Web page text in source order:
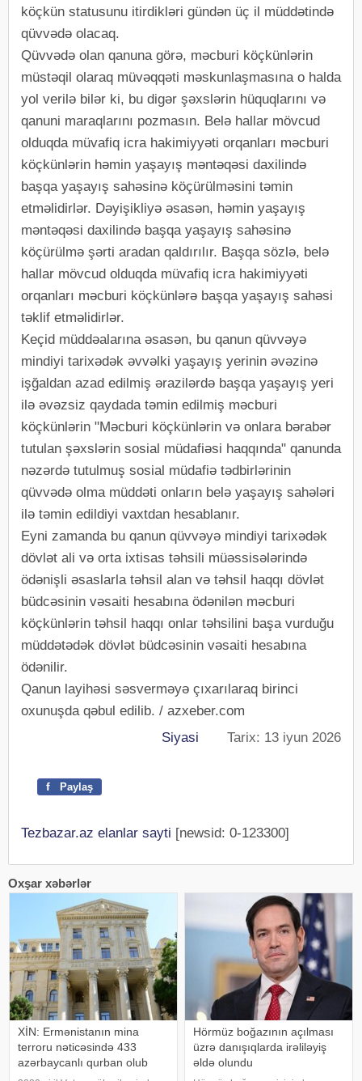
köçkün statusunu itirdikləri gündən üç il müddətində
qüvvədə olacaq.
Qüvvədə olan qanuna görə, məcburi köçkünlərin
müstəqil olaraq müvəqqəti məskunlaşmasına o halda
yol verilə bilər ki, bu digər şəxslərin hüquqlarını və
qanuni maraqlarını pozmasın. Belə hallar mövcud
olduqda müvafiq icra hakimiyyəti orqanları məcburi
köçkünlərin həmin yaşayış məntəqəsi daxilində
başqa yaşayış sahəsinə köçürülməsini təmin
etməlidirlər. Dəyişikliyə əsasən, həmin yaşayış
məntəqəsi daxilində başqa yaşayış sahəsinə
köçürülmə şərti aradan qaldırılır. Başqa sözlə, belə
hallar mövcud olduqda müvafiq icra hakimiyyəti
orqanları məcburi köçkünlərə başqa yaşayış sahəsi
təklif etməlidirlər.
Keçid müddəalarına əsasən, bu qanun qüvvəyə
mindiyi tarixədək əvvəlki yaşayış yerinin əvəzinə
işğaldan azad edilmiş ərazilərdə başqa yaşayış yeri
ilə əvəzsiz qaydada təmin edilmiş məcburi
köçkünlərin "Məcburi köçkünlərin və onlara bərabər
tutulan şəxslərin sosial müdafiəsi haqqında" qanunda
nəzərdə tutulmuş sosial müdafiə tədbirlərinin
qüvvədə olma müddəti onların belə yaşayış sahələri
ilə təmin edildiyi vaxtdan hesablanır.
Eyni zamanda bu qanun qüvvəyə mindiyi tarixədək
dövlət ali və orta ixtisas təhsili müəssisələrində
ödənişli əsaslarla təhsil alan və təhsil haqqı dövlət
büdcəsinin vəsaiti hesabına ödənilən məcburi
köçkünlərin təhsil haqqı onlar təhsilini başa vurduğu
müddətədək dövlət büdcəsinin vəsaiti hesabına
ödənilir.
Qanun layihəsi səsverməyə çıxarılaraq birinci
oxunuşda qəbul edilib. / azxeber.com
Siyasi Tarix: 13 iyun 2026
f Paylaş
Tezbazar.az elanlar sayti [newsid: 0-123300]
Oxşar xəbərlər
XİN: Ermənistanın mina
terroru nəticəsində 433
azərbaycanlı qurban olub
Hörmüz boğazının açılması
üzrə danışıqlarda irəliləyiş
əldə olundu